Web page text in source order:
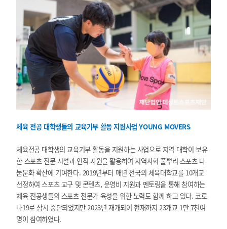
체육 전공 대학생들의 교육기부 활동 지원사업 YOUNG MOVERS
체육전공 대학생의 교육기부 활동을 지원하는 사업으로 지역 대학이 보유
한 스포츠 전문 시설과 인적 자원을 활용하여 지역사회 풀뿌리 스포츠 나
눔문화 확산에 기여한다. 2019년부터 매년 전국의 체육대학교를 10개교
선정하여 스포츠 교구 및 콘텐츠, 운영비 지원과 멘토링을 통해 참여하는
체육 전공생들의 스포츠 전문가 육성을 위한 노력도 함께 하고 있다. 코로
나19로 잠시 중단되었지만 2023년 재개되어 현재까지 23개교 1만 7천여
명이 참여하였다.